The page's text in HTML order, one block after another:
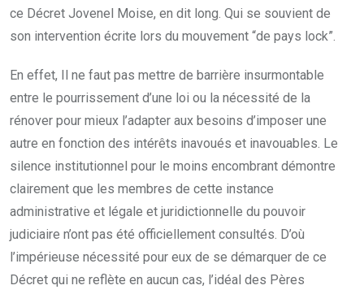
ce Décret Jovenel Moise, en dit long. Qui se souvient de
son intervention écrite lors du mouvement “de pays lock”.
En effet, Il ne faut pas mettre de barrière insurmontable
entre le pourrissement d’une loi ou la nécessité de la
rénover pour mieux l’adapter aux besoins d’imposer une
autre en fonction des intérêts inavoués et inavouables. Le
silence institutionnel pour le moins encombrant démontre
clairement que les membres de cette instance
administrative et légale et juridictionnelle du pouvoir
judiciaire n’ont pas été officiellement consultés. D’où
l’impérieuse nécessité pour eux de se démarquer de ce
Décret qui ne reflète en aucun cas, l’idéal des Pères